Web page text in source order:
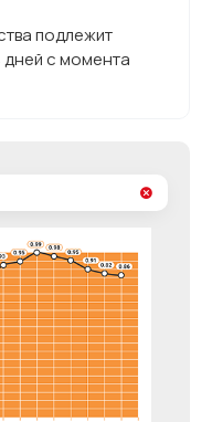
подлежит
дней с момента